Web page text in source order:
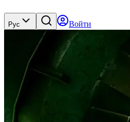
Рус Войти